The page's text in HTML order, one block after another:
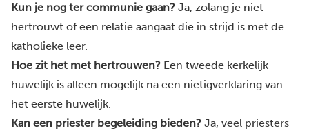
Kun je nog ter communie gaan? Ja, zolang je niet
hertrouwt of een relatie aangaat die in strijd is met de
katholieke leer.
Hoe zit het met hertrouwen? Een tweede kerkelijk
huwelijk is alleen mogelijk na een nietigverklaring van
het eerste huwelijk.
Kan een priester begeleiding bieden? Ja, veel priesters